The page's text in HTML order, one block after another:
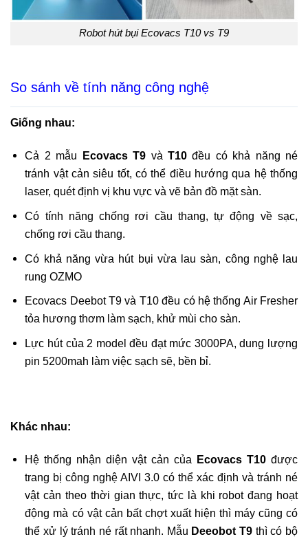
Robot hút bụi Ecovacs T10 vs T9
So sánh về tính năng công nghệ
Giống nhau:
Cả 2 mẫu Ecovacs T9 và T10đều có khả năng né
tránh vật cản siêu tốt, có thể điều hướng qua hệ thống
laser, quét định vị khu vực và vẽ bản đồ mặt sàn.
Có tính năng chống rơi cầu thang, tự động về sạc,
chống rơi cầu thang.
Có khả năng vừa hút bụi vừa lau sàn, công nghệ lau
rung OZMO
Ecovacs Deebot T9 và T10 đều có hệ thống Air Fresher
tỏa hương thơm làm sạch, khử mùi cho sàn.
Lực hút của 2 model đều đạt mức 3000PA, dung lượng
pin 5200mah làm việc sạch sẽ, bền bỉ.
Khác nhau:
Hệ thống nhận diện vật cản của Ecovacs T10 được
trang bị công nghệ AIVI 3.0 có thể xác định và tránh né
vật cản theo thời gian thực, tức là khi robot đang hoạt
động mà có vật cản bất chợt xuất hiện thì máy cũng có
thể xử lý tránh né rất nhanh. Mẫu Deeobot T9 thì có bộ